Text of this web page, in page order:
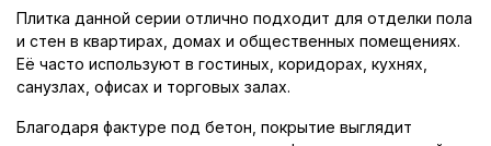
Плитка данной серии отлично подходит для отделки пола
и стен в квартирах, домах и общественных помещениях.
Её часто используют в гостиных, коридорах, кухнях,
санузлах, офисах и торговых залах.
Благодаря фактуре под бетон, покрытие выглядит